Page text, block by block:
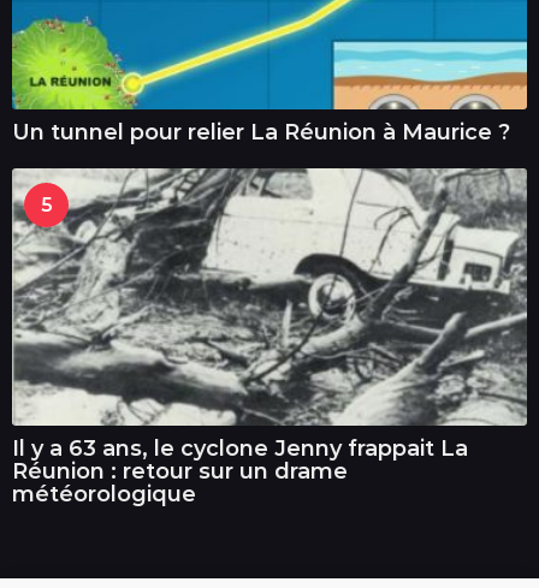
Un tunnel pour relier La Réunion à Maurice ?
5
Il y a 63 ans, le cyclone Jenny frappait La
Réunion : retour sur un drame
météorologique